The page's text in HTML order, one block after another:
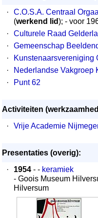
·
C.O.S.A. Centraal
(werkend lid); - voor
·
Culturele Raad
·
Gemeenschap
·
Kunstenaarsvereniging
·
Nederlandse Vakgroep
·
Punt 62
Activiteiten
·
Vrije Academie
Presentaties (overig):
·
1954 - - keramiek
- Goois Museum
Hilversum